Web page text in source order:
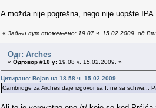
A možda nije pogrešna, nego nije uopšte
« Задњи пут промењено: 19.07 ч. 15.02.2009. од
Одг: Arches
« Одговор #10 у: 19.08 ч. 15.02.2009. »
Цитирано: Bojan на 18.58 ч. 15.02.2009.
Cambridge za Arches daje izgovor sa I, ne sa schwa...